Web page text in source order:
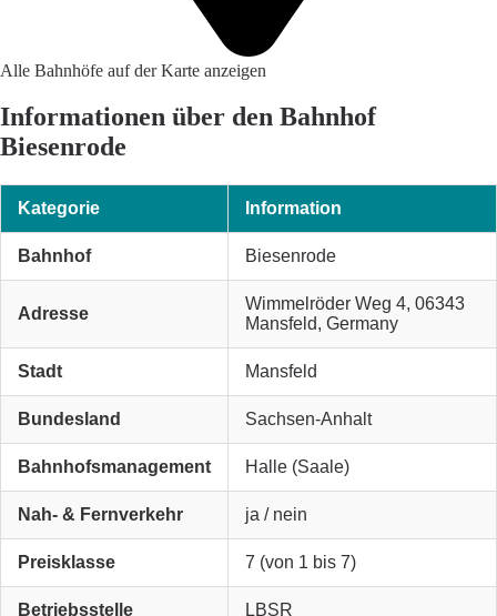
Alle Bahnhöfe auf der Karte anzeigen
Informationen über den Bahnhof
Biesenrode
Kategorie Information
Bahnhof Biesenrode
Adresse
Wimmelröder Weg 4, 06343
Mansfeld, Germany
Stadt Mansfeld
Bundesland Sachsen-Anhalt
Bahnhofsmanagement Halle (Saale)
Nah- & Fernverkehr ja / nein
Preisklasse 7 (von 1 bis 7)
Betriebsstelle LBSR